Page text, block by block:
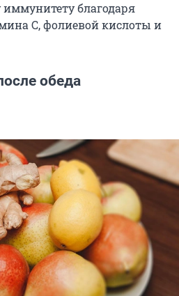
благодаря
C, фолиевой кислоты и
обеда